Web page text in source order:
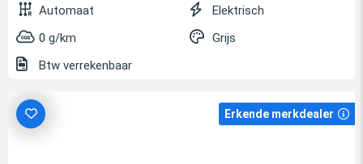
Automaat
Elektrisch
0 g/km
Grijs
Btw verrekenbaar
Erkende merkdealer